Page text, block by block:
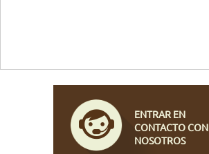
ENTRAR EN
CONTACTO CON
NOSOTROS